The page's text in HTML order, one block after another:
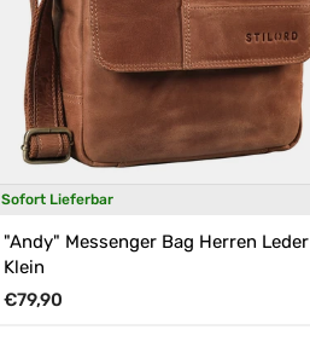
Sofort Lieferbar
"Andy" Messenger Bag Herren Leder
Klein
Normaler Preis
€79,90